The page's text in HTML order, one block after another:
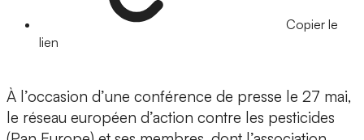
Copier le
lien
À l’occasion d’une conférence de presse le 27 mai,
le réseau européen d’action contre les pesticides